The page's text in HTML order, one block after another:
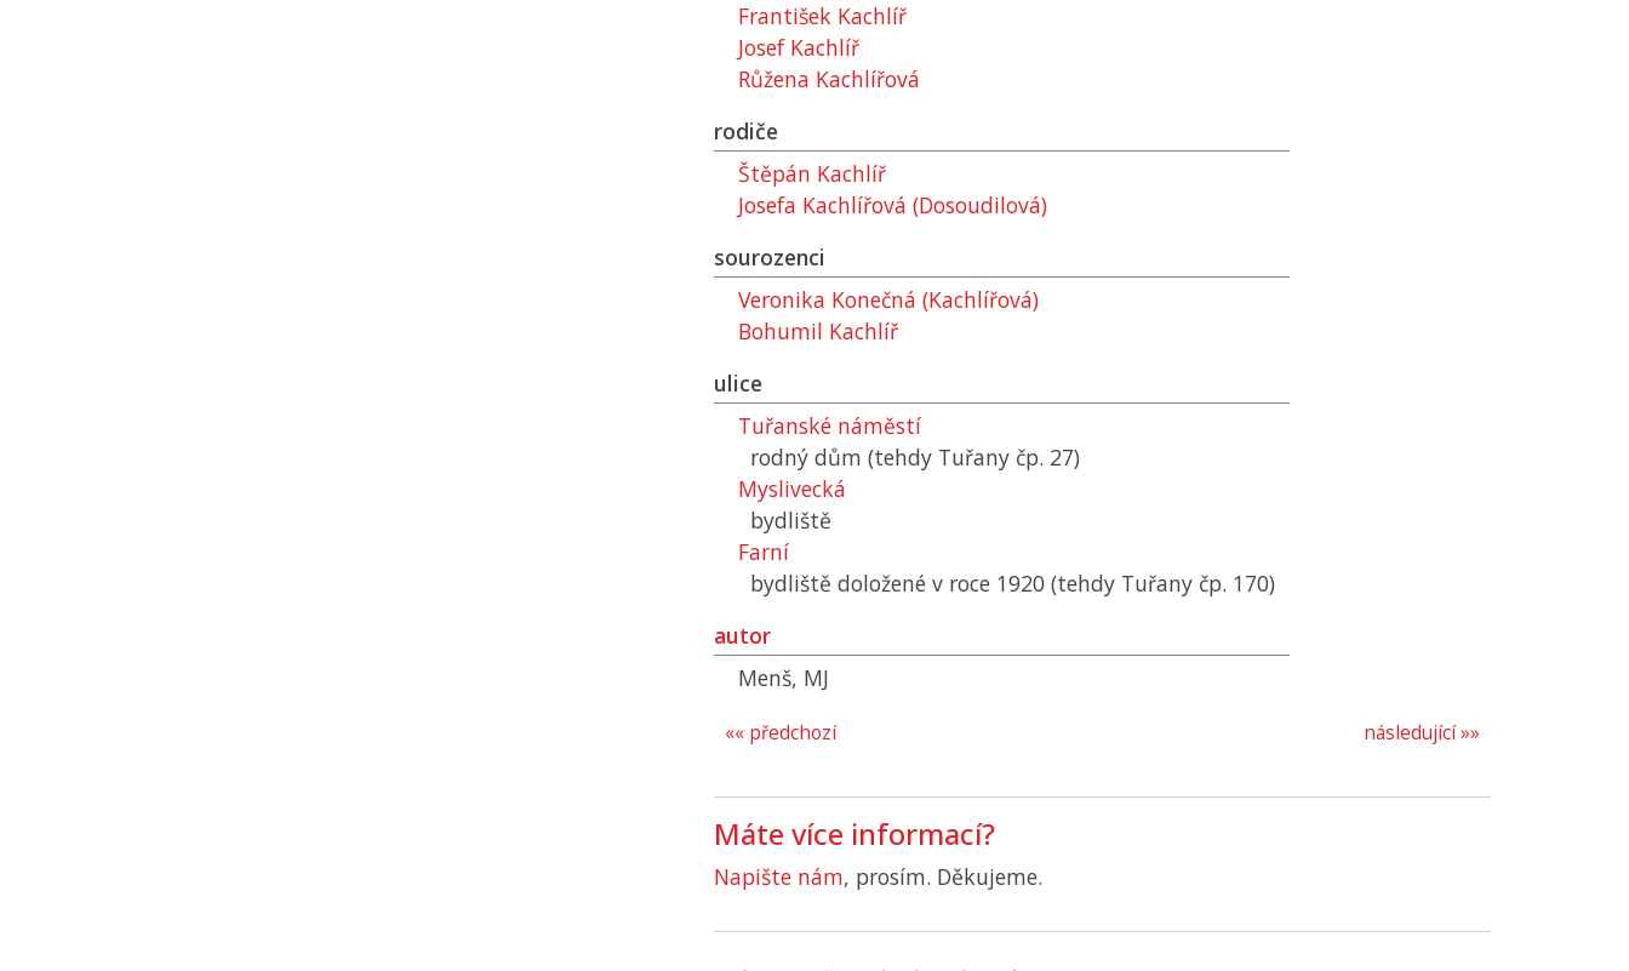
František Kachlíř
Josef Kachlíř
Růžena Kachlířová
rodiče
Štěpán Kachlíř
Josefa Kachlířová (Dosoudilová)
sourozenci
Veronika Konečná (Kachlířová)
Bohumil Kachlíř
ulice
Tuřanské náměstí
rodný dům (tehdy Tuřany čp. 27)
Myslivecká
bydliště
Farní
bydliště doložené v roce 1920 (tehdy Tuřany čp. 170)
autor
Menš, MJ
následující »»
«« předchozí
Máte více informací?
Napište nám, prosím. Děkujeme.